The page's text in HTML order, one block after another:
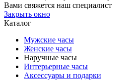
Вами свяжется наш специалист
Закрыть окно
Каталог
Мужские часы
Женские часы
Наручные часы
Интерьерные часы
Аксессуары и подарки